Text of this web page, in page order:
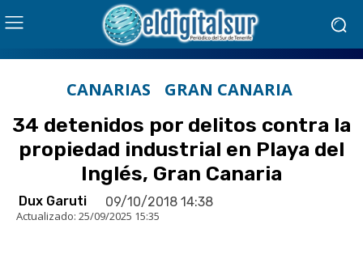
CANARIAS GRAN CANARIA
34 detenidos por delitos contra la
propiedad industrial en Playa del
Inglés, Gran Canaria
Dux Garuti 09/10/2018 14:38
Actualizado: 25/09/2025 15:35